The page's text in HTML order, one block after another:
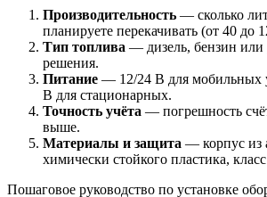
Производительность — сколько
планируете перекачивать (от 40 до
Тип топлива — дизель, бензин или
решения.
Питание — 12/24 В для мобильных
В для стационарных.
Точность учёта — погрешность
выше.
Материалы и защита — корпус из
химически стойкого пластика, класс
Пошаговое руководство по установке